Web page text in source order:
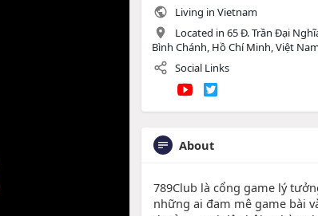
Living in Vietnam
Located in 65 Đ. Trần Đại
Bình Chánh, Hồ Chí Minh, Việt
Social Links
About
789Club là cổng game lý
những ai đam mê game bài